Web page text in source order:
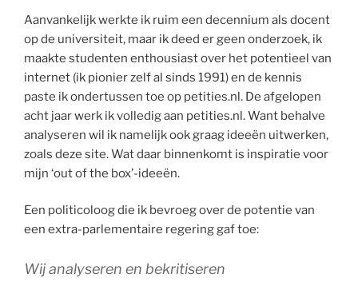
Aanvankelijk werkte ik ruim een decennium als docent
op de universiteit, maar ik deed er geen onderzoek, ik
maakte studenten enthousiast over het potentieel van
internet (ik pionier zelf al sinds 1991) en de kennis
paste ik ondertussen toe op petities.nl. De afgelopen
acht jaar werk ik volledig aan petities.nl. Want behalve
analyseren wil ik namelijk ook graag ideeën uitwerken,
zoals deze site. Wat daar binnenkomt is inspiratie voor
mijn ‘out of the box’-ideeën.
Een politicoloog die ik bevroeg over de potentie van
een extra-parlementaire regering gaf toe:
Wij analyseren en bekritiseren